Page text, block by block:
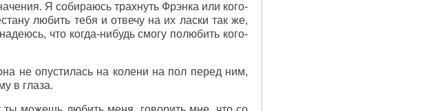
Я собираюсь трахнуть Фрэнка или кого-
любить тебя и отвечу на их ласки так же,
что когда-нибудь смогу полюбить кого-
не опустилась на колени на пол перед ним,
в глаза.